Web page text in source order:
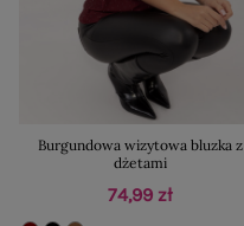
Burgundowa wizytowa bluzka z
dżetami
74,99 zł